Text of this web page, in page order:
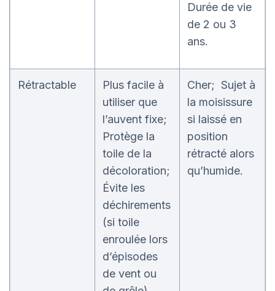
Durée de vie
de 2 ou 3
ans.
Rétractable
Plus facile à
utiliser que
l’auvent fixe;
Protège la
toile de la
décoloration;
Évite les
déchirements
(si toile
enroulée lors
d’épisodes
de vent ou
Cher; Sujet à
la moisissure
si laissé en
position
rétracté alors
qu’humide.